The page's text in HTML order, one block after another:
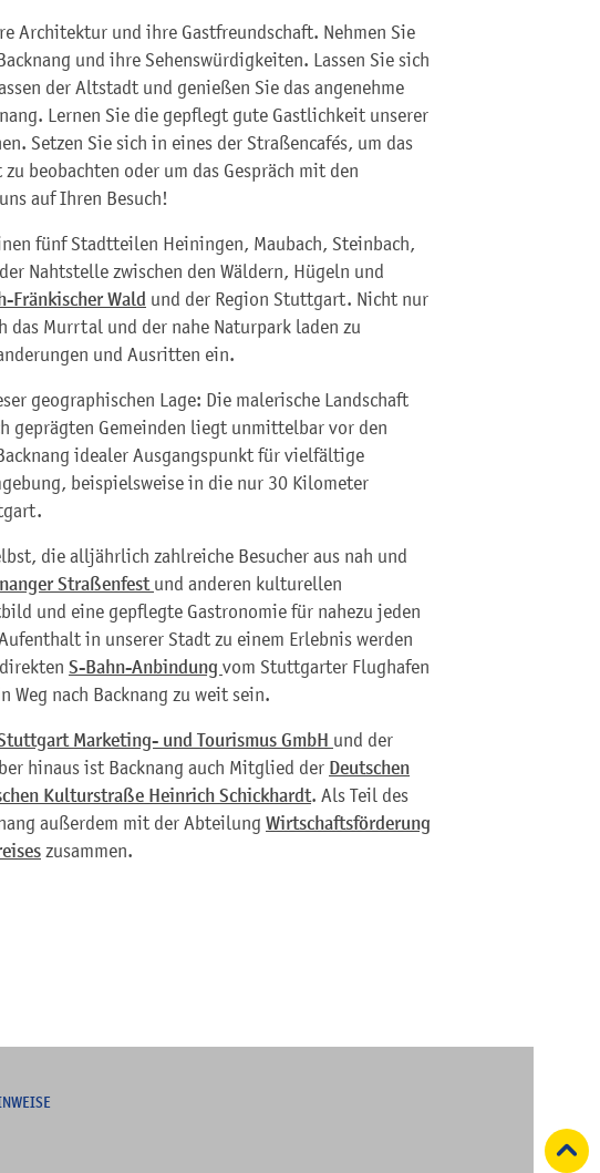
Architektur und ihre Gastfreundschaft. Nehmen Sie
und ihre Sehenswürdigkeiten. Lassen Sie sich
der Altstadt und genießen Sie das angenehme
Lernen Sie die gepflegt gute Gastlichkeit unserer
Setzen Sie sich in eines der Straßencafés, um das
zu beobachten oder um das Gespräch mit den
auf Ihren Besuch!
fünf Stadtteilen Heiningen, Maubach, Steinbach,
Nahtstelle zwischen den Wäldern, Hügeln und
Fränkischer Wald und der Region Stuttgart. Nicht nur
das Murrtal und der nahe Naturpark laden zu
und Ausritten ein.
geographischen Lage: Die malerische Landschaft
geprägten Gemeinden liegt unmittelbar vor den
idealer Ausgangspunkt für vielfältige
beispielsweise in die nur 30 Kilometer
die alljährlich zahlreiche Besucher aus nah und
Straßenfestund anderen kulturellen
und eine gepflegte Gastronomie für nahezu jeden
in unserer Stadt zu einem Erlebnis werden
S-Bahn-Anbindung vom Stuttgarter Flughafen
Weg nach Backnang zu weit sein.
Marketing- und Tourismus GmbH und der
hinaus ist Backnang auch Mitglied der Deutschen
Kulturstraße Heinrich Schickhardt. Als Teil des
außerdem mit der Abteilung Wirtschaftsförderung
zusammen.